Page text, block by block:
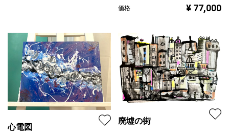
価格
¥ 77,000
心電図
廃墟の街